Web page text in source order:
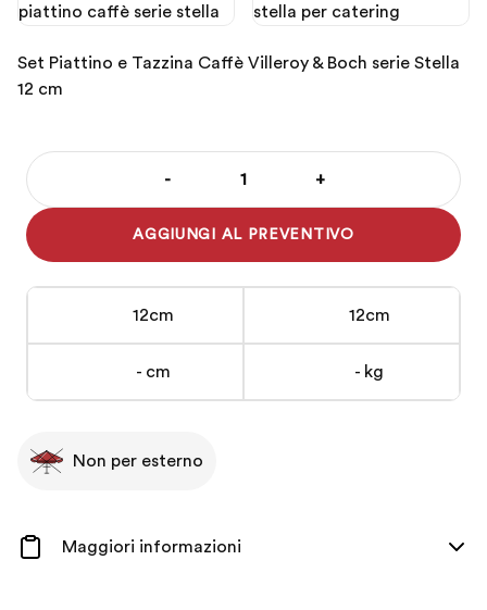
Set Piattino e Tazzina Caffè Villeroy & Boch serie Stella
12 cm
-
Tazzina
con
Boch
Stella
+
AGGIUNGI AL PREVENTIVO
12cm 12cm
- cm - kg
Non per esterno
Maggiori informazioni